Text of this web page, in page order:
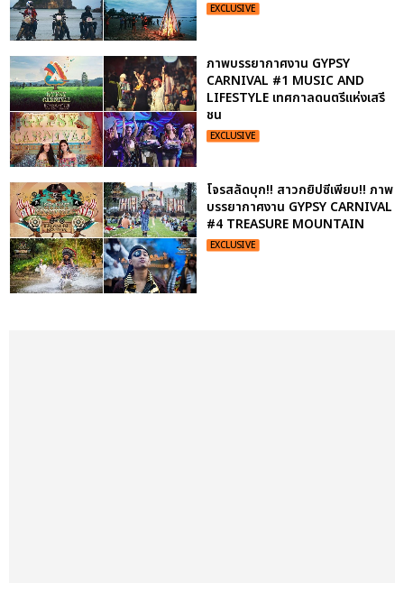
EXCLUSIVE
ภาพบรรยากาศงาน GYPSY
CARNIVAL #1 MUSIC AND
LIFESTYLE เทศกาลดนตรีแห่งเสรี
ชน
EXCLUSIVE
โจรสลัดบุก!! สาวกยิปซีเพียบ!! ภาพ
บรรยากาศงาน GYPSY CARNIVAL
#4 TREASURE MOUNTAIN
EXCLUSIVE